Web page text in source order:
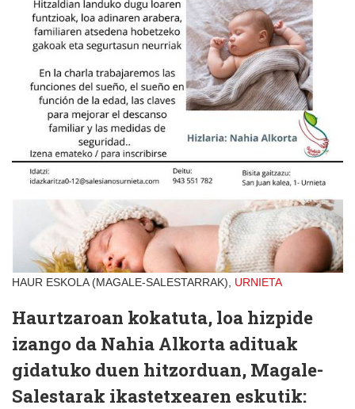
HAUR ESKOLA (MAGALE-SALESTARRAK), URNIETA
Haurtzaroan kokatuta, loa hizpide
izango da Nahia Alkorta adituak
gidatuko duen hitzorduan, Magale-
Salestarak ikastetxearen eskutik: